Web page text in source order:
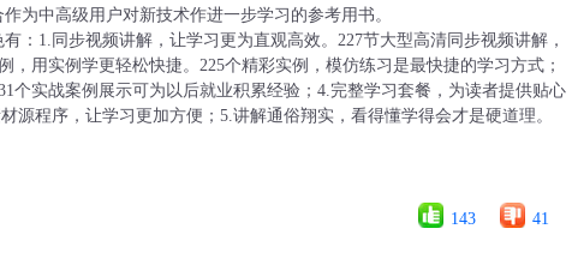
为中高级用户对新技术作进一步学习的参考用书。
：1.同步视频讲解，让学习更为直观高效。227节大型高清同步视频讲解，
，用实例学更轻松快捷。225个精彩实例，模仿练习是最快捷的学习方式；
个实战案例展示可为以后就业积累经验；4.完整学习套餐，为读者提供贴心
源程序，让学习更加方便；5.讲解通俗翔实，看得懂学得会才是硬道理。
143 41